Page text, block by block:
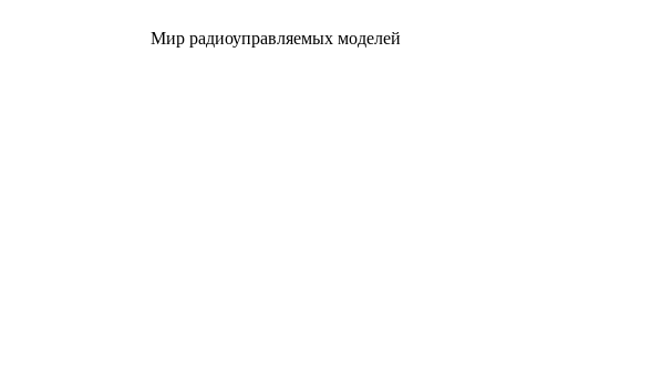
Мир радиоуправляемых моделей